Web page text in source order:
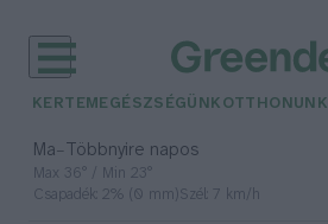
KERTEM EGÉSZSÉGÜNK OTTHONUNK
Ma– Többnyire napos
Max 36° / Min 23°
Csapadék: 2% (0 mm)Szél: 7 km/h